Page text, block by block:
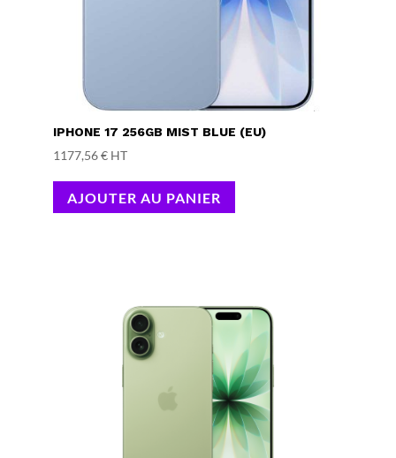
IPHONE 17 256GB MIST BLUE (EU)
1177,56€ HT
AJOUTER AU PANIER